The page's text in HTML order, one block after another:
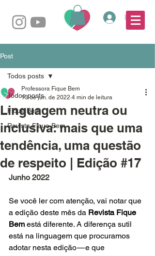
Login
Post
Todos posts
Fique Bem
Revista Fique Bem
Todos posts
Linguagem neutra ou
inclusiva: mais que uma
tendência, uma questão
de respeito | Edição #17
Professora Fique Bem
13 de jun. de 2022 4 min de leitura
Junho 2022
Se você ler com atenção, vai notar que
a edição deste mês da Revista Fique
Bem está diferente. A diferença sutil
está na linguagem que procuramos
adotar nesta edição — e que